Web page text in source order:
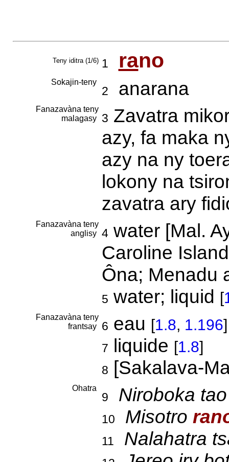
Teny iditra (1/6) 1 rano
Sokajin-teny
2 anarana
Fanazavàna teny
malagasy
3 Zavatra
azy, fa maka
azy na ny
lokony na
zavatra ary
Fanazavàna teny
anglisy 4water [Mal.
Caroline
Ôna; Menadu
5 water; liquid [
Fanazavàna teny
frantsay
6 eau [1.8, 1.196]
7 liquide [1.8]
8 [Sakalava-
Ohatra
9 Niroboka
10 Misotro
11 Nalahatra